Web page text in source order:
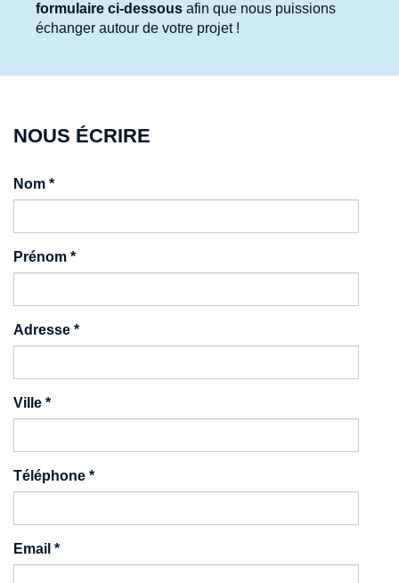
formulaire ci-dessous afin que nous puissions
échanger autour de votre projet !
NOUS ÉCRIRE
Nom *
Prénom *
Adresse *
Ville *
Téléphone *
Email *